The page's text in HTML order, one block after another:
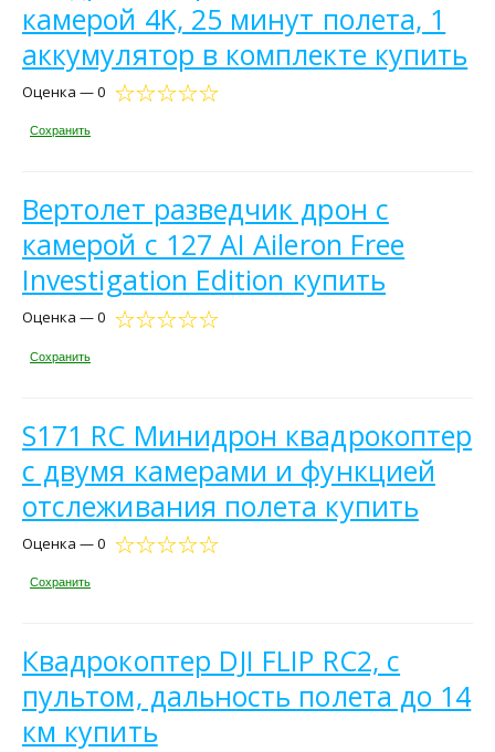
камерой 4K, 25 минут полета, 1
аккумулятор в комплекте купить
Оценка — 0
Сохранить
Вертолет разведчик дрон с
камерой c 127 AI Aileron Free
Investigation Edition купить
Оценка — 0
Сохранить
S171 RC Минидрон квадрокоптер
с двумя камерами и функцией
отслеживания полета купить
Оценка — 0
Сохранить
Квадрокоптер DJI FLIP RC2, с
пультом, дальность полета до 14
км купить